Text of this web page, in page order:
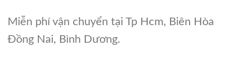
Miễn phí vận chuyển tại Tp Hcm, Biên Hòa
Đồng Nai, Bình Dương.